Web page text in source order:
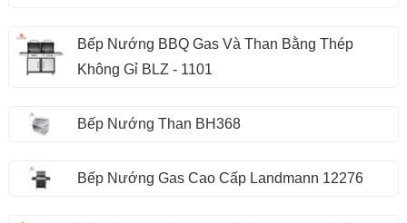
Bếp Nướng BBQ Gas Và Than Bằng Thép
Không Gỉ BLZ - 1101
Bếp Nướng Than BH368
Bếp Nướng Gas Cao Cấp Landmann 12276